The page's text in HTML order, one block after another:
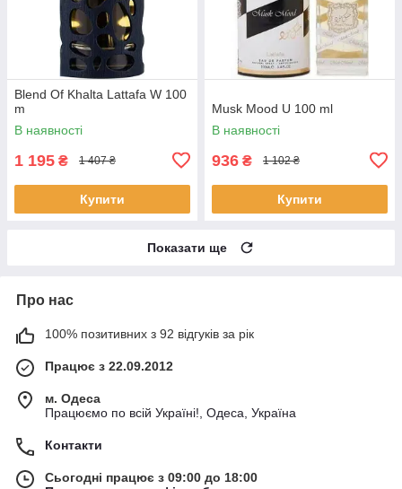
Blend Of Khalta Lattafa W 100
m
В наявності
1 195 ₴ 1 407 ₴
Купити
Musk Mood U 100 ml
В наявності
936 ₴ 1 102 ₴
Купити
Показати ще
Про нас
100% позитивних з 92 відгуків за рік
Працює з 22.09.2012
м. Одеса
Працюємо по всій Україні!, Одеса, Україна
Контакти
Сьогодні працює з 09:00 до 18:00